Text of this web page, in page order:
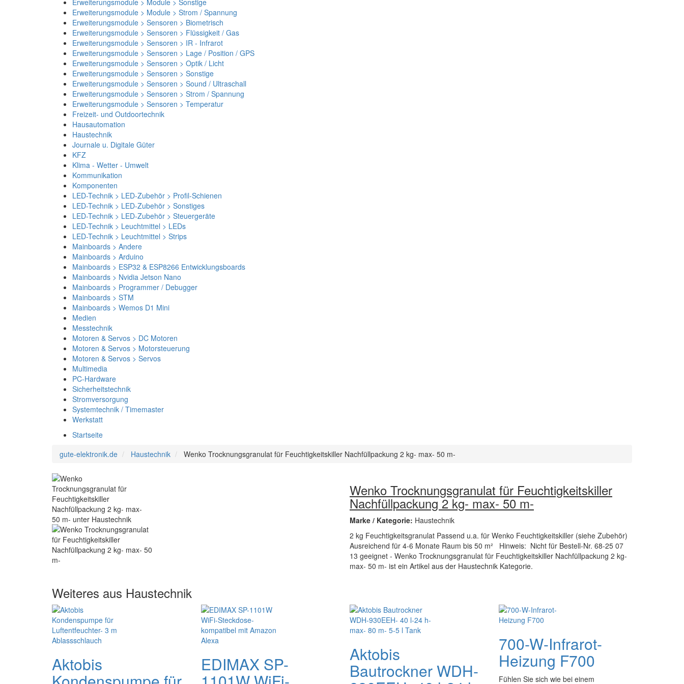
Erweiterungsmodule > Module > Sonstige
Erweiterungsmodule > Module > Strom / Spannung
Erweiterungsmodule > Sensoren > Biometrisch
Erweiterungsmodule > Sensoren > Flüssigkeit / Gas
Erweiterungsmodule > Sensoren > IR - Infrarot
Erweiterungsmodule > Sensoren > Lage / Position / GPS
Erweiterungsmodule > Sensoren > Optik / Licht
Erweiterungsmodule > Sensoren > Sonstige
Erweiterungsmodule > Sensoren > Sound / Ultraschall
Erweiterungsmodule > Sensoren > Strom / Spannung
Erweiterungsmodule > Sensoren > Temperatur
Freizeit- und Outdoortechnik
Hausautomation
Haustechnik
Journale u. Digitale Güter
KFZ
Klima - Wetter - Umwelt
Kommunikation
Komponenten
LED-Technik > LED-Zubehör > Profil-Schienen
LED-Technik > LED-Zubehör > Sonstiges
LED-Technik > LED-Zubehör > Steuergeräte
LED-Technik > Leuchtmittel > LEDs
LED-Technik > Leuchtmittel > Strips
Mainboards > Andere
Mainboards > Arduino
Mainboards > ESP32 & ESP8266 Entwicklungsboards
Mainboards > Nvidia Jetson Nano
Mainboards > Programmer / Debugger
Mainboards > STM
Mainboards > Wemos D1 Mini
Medien
Messtechnik
Motoren & Servos > DC Motoren
Motoren & Servos > Motorsteuerung
Motoren & Servos > Servos
Multimedia
PC-Hardware
Sicherheitstechnik
Stromversorgung
Systemtechnik / Timemaster
Werkstatt
Startseite
gute-elektronik.de
Haustechnik Wenko Trocknungsgranulat für Feuchtigkeitskiller Nachfüllpackung 2 kg- max- 50 m-
Wenko Trocknungsgranulat für Feuchtigkeitskiller
Nachfüllpackung 2 kg- max- 50 m-
Marke / Kategorie: Haustechnik
2 kg Feuchtigkeitsgranulat Passend u.a. für Wenko Feuchtigkeitskiller (siehe Zubehör)
Ausreichend für 4-6 Monate Raum bis 50 m² Hinweis: Nicht für Bestell-Nr. 68-25 07
13 geeignet - Wenko Trocknungsgranulat für Feuchtigkeitskiller Nachfüllpackung 2 kg-
max- 50 m- ist ein Artikel aus der Haustechnik Kategorie.
Weiteres aus Haustechnik
Aktobis EDIMAX SP- Aktobis
Bautrockner WDH-
700-W-Infrarot-
Heizung F700
Fühlen Sie sich wie bei einem